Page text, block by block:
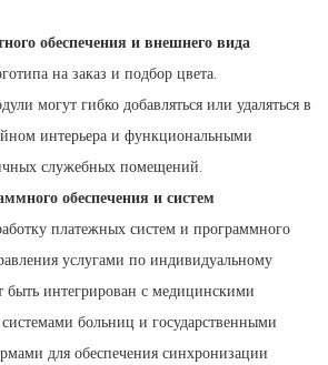
обеспечения и внешнего вида
на заказ и подбор цвета.
могут гибко добавляться или удаляться в
интерьера и функциональными
служебных помещений.
обеспечения и систем
платежных систем и программного
услугами по индивидуальному
быть интегрирован с медицинскими
больниц и государственными
для обеспечения синхронизации